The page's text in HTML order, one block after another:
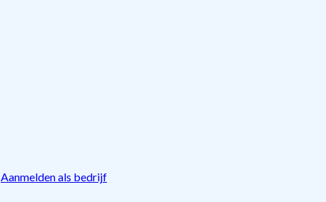
Aanmelden als bedrijf